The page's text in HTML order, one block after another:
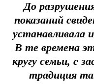
До
показаний
устанавливала
В те времена
кругу семьи, с
традиция